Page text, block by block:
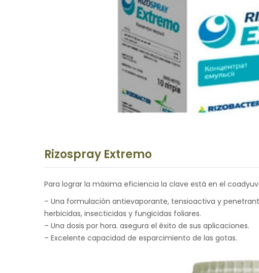
Rizospray Extremo
Para lograr la máxima eficiencia la clave está en el
– Una formulación antievaporante, tensioactiva y
herbicidas, insecticidas y fungicidas foliares.
– Una dosis por hora. asegura el éxito de sus aplicaciones.
– Excelente capacidad de esparcimiento de las gotas.